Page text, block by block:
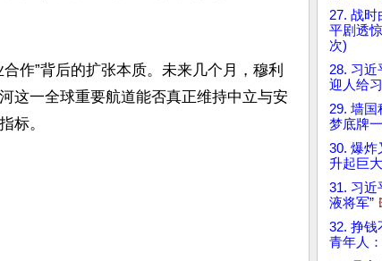
作”背后的扩张本质。未来几个月，穆利
这一全球重要航道能否真正维持中立与安
标。
27. 战时
平剧透
次)
28. 习
迎人给
29. 墙
梦底牌
30. 爆炸
升起巨
31. 习近
液将军”
32. 挣钱
青年人